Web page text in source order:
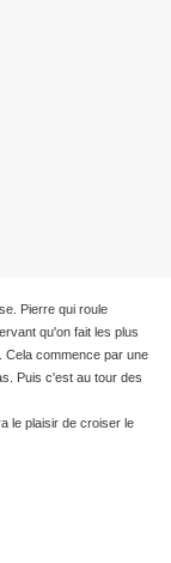
Pierre qui roule
qu'on fait les plus
commence par une
Puis c'est au tour des
le plaisir de croiser le